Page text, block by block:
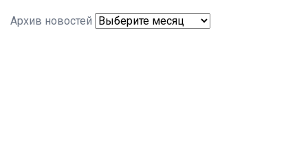
Архив новостей